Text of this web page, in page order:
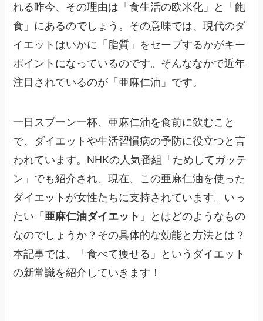
れる昨今、その理由は「食生活の欧米化」と「飽
食」にあるのでしょう。その意味では、現代のダ
イエットはいかに「脂質」をセーブするかがキー
ポイントになっているのです。そんななかで近年
注目されているのが「亜麻仁油」です。
一日スプーン一杯、亜麻仁油を食前に飲むこと
で、ダイエットや生活習慣病の予防に役立つと言
われています。NHKの人気番組「ためしてガッテ
ン」でも紹介され、現在、この亜麻仁油を使った
ダイエットが女性たちに支持されています。いっ
たい「 亜麻仁油ダイエット 」とはどのようなもの
なのでしょうか？その具体的な効能と方法とは？
本記事では、「食べて痩せる」というダイエット
の新常識を紹介していきます！